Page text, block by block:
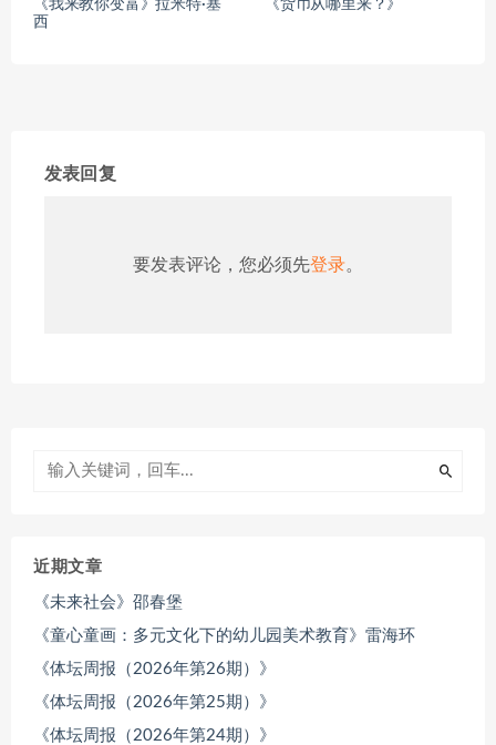
《我来教你变富》拉米特·塞
西
《货币从哪里来？》
发表回复
要发表评论，您必须先登录。
近期文章
《未来社会》邵春堡
《童心童画：多元文化下的幼儿园美术教育》雷海环
《体坛周报（2026年第26期）》
《体坛周报（2026年第25期）》
《体坛周报（2026年第24期）》